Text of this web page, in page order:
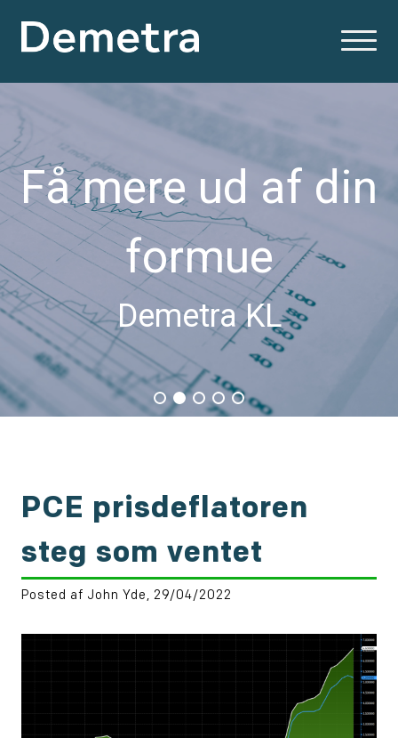
Få mere ud af din
formue
Demetra KL
PCE prisdeflatoren
steg som ventet
Posted af John Yde, 29/04/2022